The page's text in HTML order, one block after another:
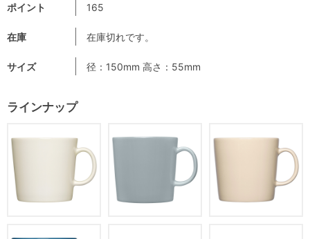
ポイント 165
在庫 在庫切れです。
サイズ 径：150mm 高さ：55mm
ラインナップ